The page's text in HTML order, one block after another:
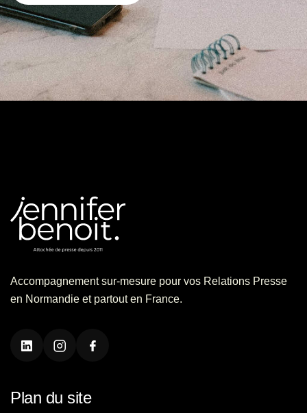
Accompagnement sur-mesure pour vos Relations Presse
en Normandie et partout en France.
Plan du site